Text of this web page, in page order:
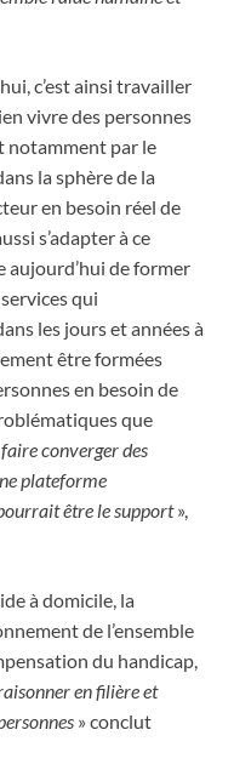
c’est ainsi travailler
vivre des personnes
notamment par le
la sphère de la
en besoin réel de
s’adapter à ce
aujourd’hui de former
qui
les jours et années à
être formées
en besoin de
que
converger des
plateforme
être le support»,
à domicile, la
de l’ensemble
du handicap,
en filière et
» conclut